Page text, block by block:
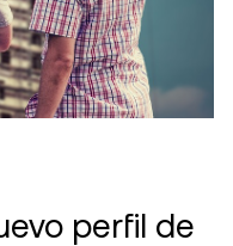
perfil de